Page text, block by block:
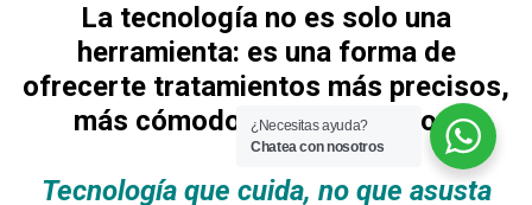
La tecnología no es solo una
herramienta: es una forma de
ofrecerte tratamientos más precisos,
más cómodos y más seguros.
Tecnología que cuida, no que asusta
¿Necesitas ayuda?
Chatea con nosotros